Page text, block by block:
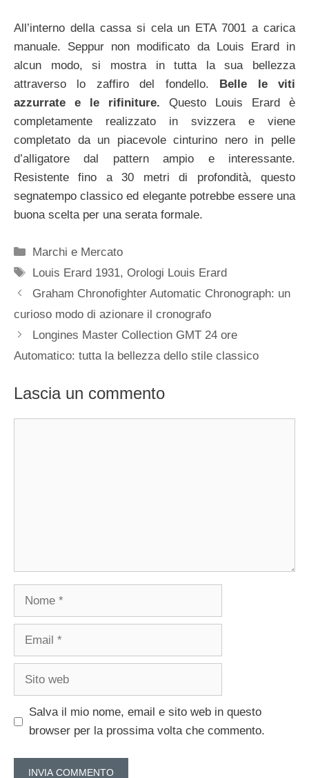
All’interno della cassa si cela un ETA 7001 a carica
manuale. Seppur non modificato da Louis Erard in
alcun modo, si mostra in tutta la sua bellezza
attraverso lo zaffiro del fondello.
Belle le viti
azzurrate e le rifiniture. Questo Louis Erard è
completamente realizzato in svizzera e viene
completato da un piacevole cinturino nero in pelle
d’alligatore dal pattern ampio e interessante.
Resistente fino a 30 metri di profondità, questo
segnatempo classico ed elegante potrebbe essere una
buona scelta per una serata formale.
Categorie
Marchi e Mercato
Tag
Louis Erard 1931,Orologi Louis Erard
Navigazione
articolo
Graham Chronofighter Automatic Chronograph: un
curioso modo di azionare il cronografo
Longines Master Collection GMT 24 ore
Automatico: tutta la bellezza dello stile classico
Lascia un commento
Nome
Email
Sito
Salva il mio nome, email e sito web in questo
browser per la prossima volta che commento.